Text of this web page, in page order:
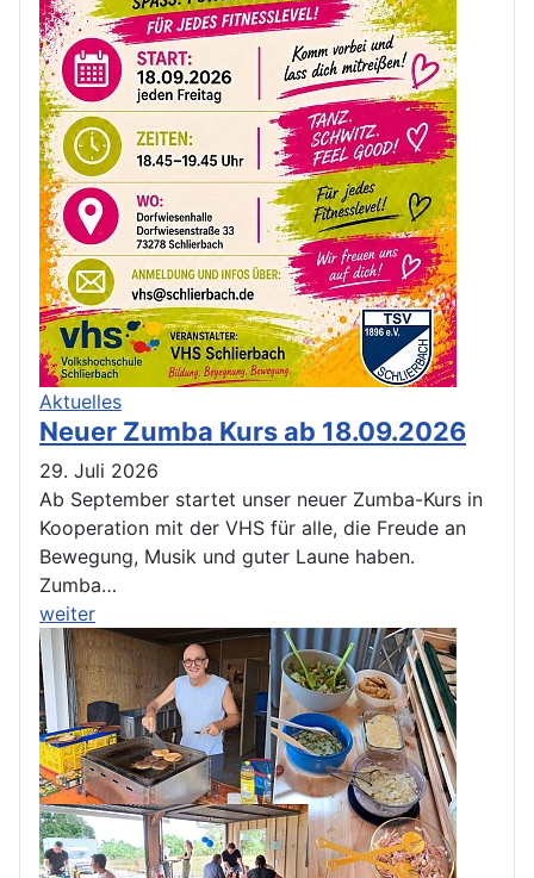
Aktuelles
Neuer Zumba Kurs ab 18.09.2026
29. Juli 2026
Ab September startet unser neuer Zumba-Kurs in
Kooperation mit der VHS für alle, die Freude an
Bewegung, Musik und guter Laune haben.
Zumba…
weiter